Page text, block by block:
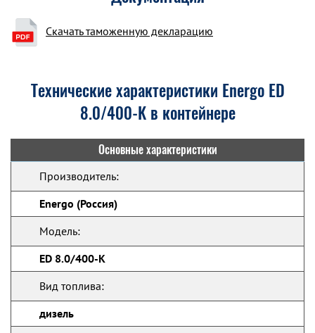
Скачать таможенную декларацию
Технические характеристики Energo ED
8.0/400-K в контейнере
Основные характеристики
Производитель:
Energo (Россия)
Модель:
ED 8.0/400-K
Вид топлива:
дизель